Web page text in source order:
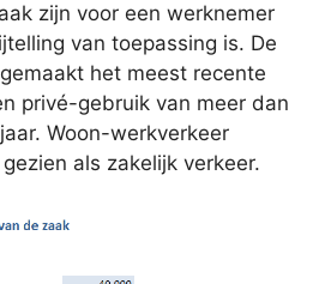
zijn voor een werknemer
van toepassing is. De
het meest recente
privé-gebruik van meer dan
Woon-werkverkeer
als zakelijk verkeer.